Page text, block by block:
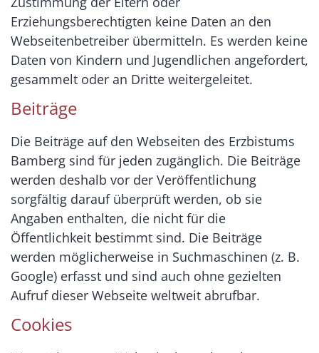
Erziehungsberechtigten keine Daten an den
Webseitenbetreiber übermitteln. Es werden keine
Daten von Kindern und Jugendlichen angefordert,
gesammelt oder an Dritte weitergeleitet.
Beiträge
Die Beiträge auf den Webseiten des Erzbistums
Bamberg sind für jeden zugänglich. Die Beiträge
werden deshalb vor der Veröffentlichung
sorgfältig darauf überprüft werden, ob sie
Angaben enthalten, die nicht für die
Öffentlichkeit bestimmt sind. Die Beiträge
werden möglicherweise in Suchmaschinen (z. B.
Google) erfasst und sind auch ohne gezielten
Aufruf dieser Webseite weltweit abrufbar.
Cookies